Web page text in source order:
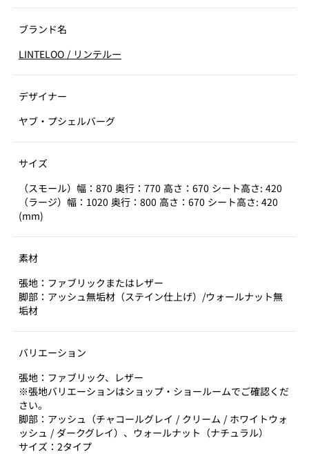
ブランド名
LINTELOO / リンテルー
デザイナー
ヤブ・プシェルバーグ
サイズ
（スモール）幅：870 奥行：770 高さ：670 シート高さ: 420
（ラージ）幅：1020 奥行：800 高さ：670 シート高さ: 420
(mm)
素材
張地：ファブリックまたはレザー
脚部：アッシュ無垢材（ステイン仕上げ）/ウォールナット無
垢材
バリエーション
張地：ファブリック、レザー
※張地バリエーションはショップ・ショールームでご確認くだ
さい。
脚部：アッシュ（チャコールグレイ / クリーム / ホワイトウォ
ッシュ / ダークグレイ）、ウォールナット（ナチュラル）
サイズ：2タイプ